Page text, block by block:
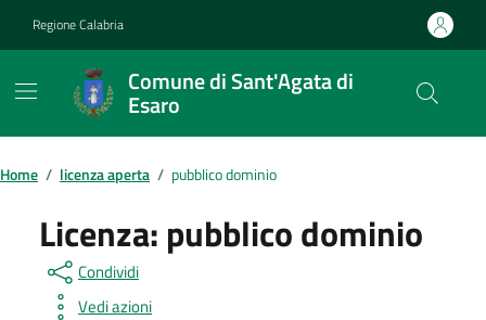
Regione Calabria
Comune di Sant'Agata di
Esaro
Home / licenza aperta / pubblico dominio
Licenza: pubblico dominio
Condividi
Vedi azioni